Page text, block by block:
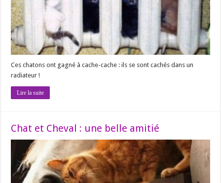
Ces chatons ont gagné à cache-cache : ils se sont cachés dans un
radiateur !
Lire la suite
Chat et Cheval : une belle amitié